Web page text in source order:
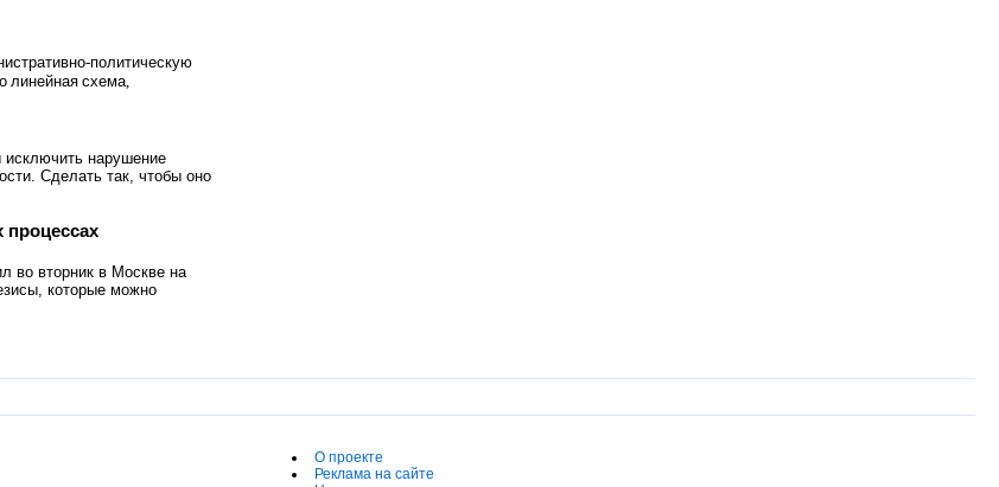
-политическую
линейная схема
нарушение
Сделать так, чтобы оно
во вторник в Москве на
которые можно
О проекте
Реклама на сайте